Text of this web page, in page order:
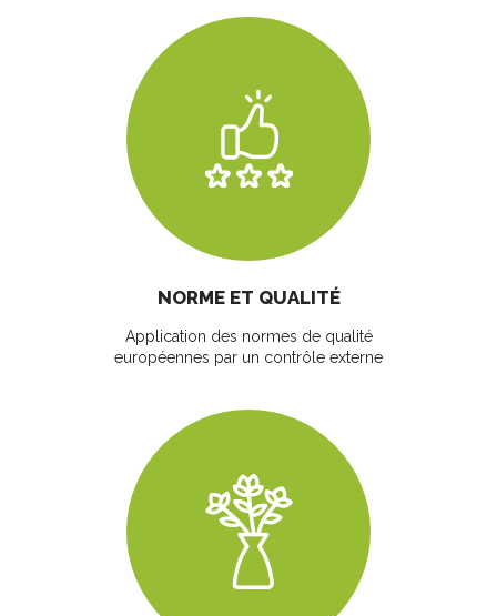
NORME ET QUALITÉ
Application des normes de qualité
européennes par un contrôle externe